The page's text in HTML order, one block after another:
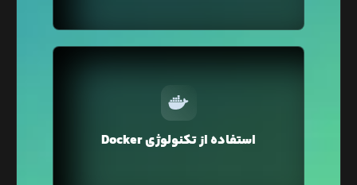
استفاده از تکنولوژی Docker
وبسایت شما استفاده می‌شود که محیطی ایزوله و
ایمن را برای اجرای وبسایت شما فراهم می‌کند.